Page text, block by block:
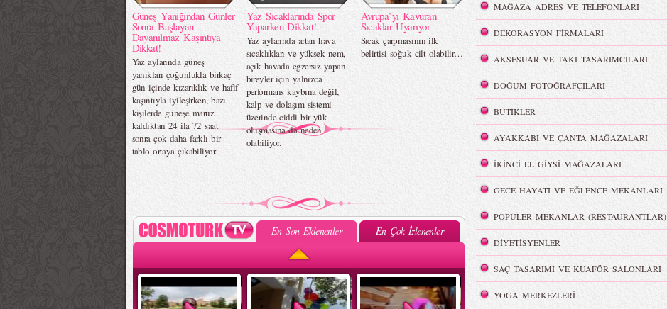
Güneş Yanığından Günler
Sonra Başlayan
Dayanılmaz Kaşıntıya
Dikkat!
Yaz aylarında güneş
yanıkları çoğunlukla birkaç
gün içinde kızarıklık ve hafif
kaşıntıyla iyileşirken, bazı
kişilerde güneşe maruz
kaldıktan 24 ila 72 saat
sonra çok daha farklı bir
tablo ortaya çıkabiliyor.
Yaz Sıcaklarında Spor
Yaparken Dikkat!
Yaz aylarında artan hava
sıcaklıkları ve yüksek nem,
açık havada egzersiz yapan
bireyler için yalnızca
performans kaybına değil,
kalp ve dolaşım sistemi
üzerinde ciddi bir yük
oluşmasına da neden
olabiliyor.
Avrupa`yı Kavuran
Sıcaklar Uyarıyor
Sıcak çarpmasının ilk
belirtisi soğuk cilt olabilir…
En Son Eklenenler En Çok İzlenenler
MAĞAZA ADRES VE TELEFONLARI
DEKORASYON FİRMALARI
AKSESUAR VE TAKI TASARIMCILARI
DOĞUM FOTOĞRAFÇILARI
BUTİKLER
AYAKKABI VE ÇANTA MAĞAZALARI
İKİNCİ EL GİYSİ MAĞAZALARI
GECE HAYATI VE EĞLENCE MEKANLARI
POPÜLER MEKANLAR (RESTAURANTLAR)
DİYETİSYENLER
SAÇ TASARIMI VE KUAFÖR SALONLARI
YOGA MERKEZLERİ